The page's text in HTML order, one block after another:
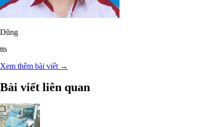
Dũng
tts
Xem thêm bài viết →
Bài viết liên quan